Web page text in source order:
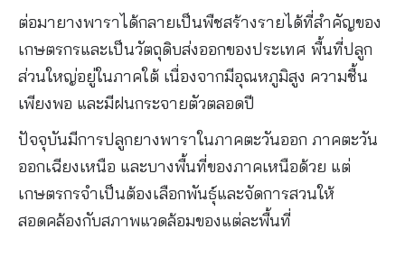
ควรใส่ปุ๋ยยางพาราสูตรใด?
สรุป
แหล่งอ้างอิง
ติดต่อเรา | ปรึกษาฟรี ไม่มีค่าใช้จ่าย
ต่อมายางพาราได้กลายเป็นพืชสร้างรายได้ที่สำคัญของ
เกษตรกรและเป็นวัตถุดิบส่งออกของประเทศ พื้นที่ปลูก
ส่วนใหญ่อยู่ในภาคใต้ เนื่องจากมีอุณหภูมิสูง ความชื้น
เพียงพอ และมีฝนกระจายตัวตลอดปี
ปัจจุบันมีการปลูกยางพาราในภาคตะวันออก ภาคตะวัน
ออกเฉียงเหนือ และบางพื้นที่ของภาคเหนือด้วย แต่
เกษตรกรจำเป็นต้องเลือกพันธุ์และจัดการสวนให้
สอดคล้องกับสภาพแวดล้อมของแต่ละพื้นที่